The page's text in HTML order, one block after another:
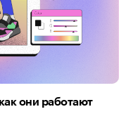
они работают